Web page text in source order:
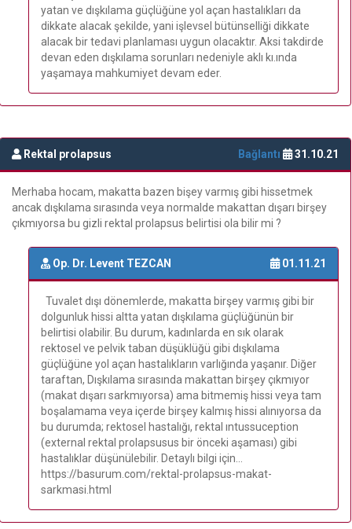
yatan ve dışkılama güçlüğüne yol açan hastalıkları da
dikkate alacak şekilde, yani işlevsel bütünselliği dikkate
alacak bir tedavi planlaması uygun olacaktır. Aksi takdirde
devan eden dışkılama sorunları nedeniyle aklı kı.ında
yaşamaya mahkumiyet devam eder.
Rektal prolapsus Bağlantı 31.10.21
Merhaba hocam, makatta bazen bişey varmış gibi hissetmek
ancak dışkılama sırasında veya normalde makattan dışarı birşey
çıkmıyorsa bu gizli rektal prolapsus belirtisi ola bilir mi ?
Op. Dr. Levent TEZCAN 01.11.21
Tuvalet dışı dönemlerde, makatta birşey varmış gibi bir
dolgunluk hissi altta yatan dışkılama güçlüğünün bir
belirtisi olabilir. Bu durum, kadınlarda en sık olarak
rektosel ve pelvik taban düşüklüğü gibi dışkılama
güçlüğüne yol açan hastalıkların varlığında yaşanır. Diğer
taraftan, Dışkılama sırasında makattan birşey çıkmıyor
(makat dışarı sarkmıyorsa) ama bitmemiş hissi veya tam
boşalamama veya içerde birşey kalmış hissi alınıyorsa da
bu durumda; rektosel hastalığı, rektal ıntussuception
(external rektal prolapsusus bir önceki aşaması) gibi
hastalıklar düşünülebilir. Detaylı bilgi için...
https://basurum.com/rektal-prolapsus-makat-
sarkmasi.html